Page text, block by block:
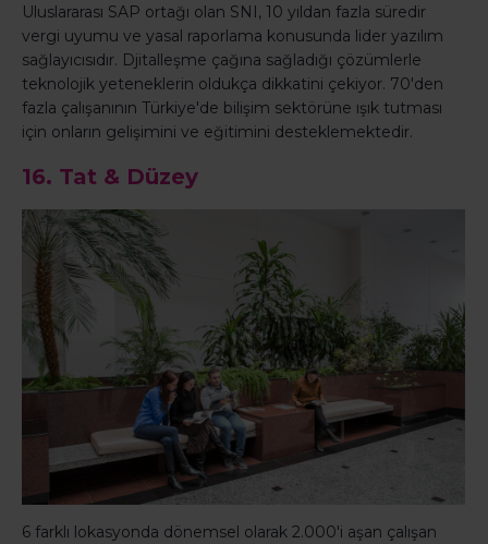
Uluslararası SAP ortağı olan SNI, 10 yıldan fazla süredir
vergi uyumu ve yasal raporlama konusunda lider yazılım
sağlayıcısıdır. Djitalleşme çağına sağladığı çözümlerle
teknolojik yeteneklerin oldukça dikkatini çekiyor. 70'den
fazla çalışanının Türkiye'de bilişim sektörüne ışık tutması
için onların gelişimini ve eğitimini desteklemektedir.
16. Tat & Düzey
6 farklı lokasyonda dönemsel olarak 2.000'i aşan çalışan